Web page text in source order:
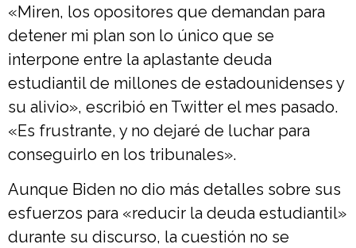
«Miren, los opositores que demandan para
detener mi plan son lo único que se
interpone entre la aplastante deuda
estudiantil de millones de estadounidenses y
su alivio», escribió en Twitter el mes pasado.
«Es frustrante, y no dejaré de luchar para
conseguirlo en los tribunales».
Aunque Biden no dio más detalles sobre sus
esfuerzos para «reducir la deuda estudiantil»
durante su discurso, la cuestión no se